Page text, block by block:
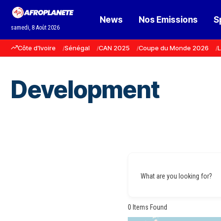
samedi, 8 Août 2026
News Nos Emissions
Côte d'Ivoire Sénégal CAN 2025 Coupe du Monde 2026
Development
What are you looking for?
0 Items Found